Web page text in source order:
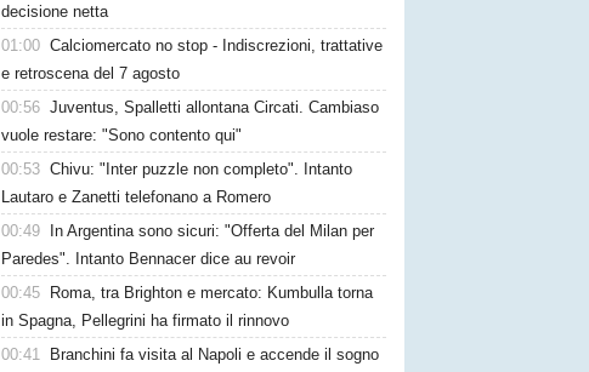
decisione netta
01:00 Calciomercato no stop - Indiscrezioni, trattative
e retroscena del 7 agosto
00:56 Juventus, Spalletti allontana Circati. Cambiaso
vuole restare: "Sono contento qui"
00:53 Chivu: "Inter puzzle non completo". Intanto
Lautaro e Zanetti telefonano a Romero
00:49
In Argentina sono sicuri: "Offerta del Milan per
Paredes". Intanto Bennacer dice au revoir
00:45
Roma, tra Brighton e mercato: Kumbulla torna
in Spagna, Pellegrini ha firmato il rinnovo
00:41
Branchini fa visita al Napoli e accende il sogno